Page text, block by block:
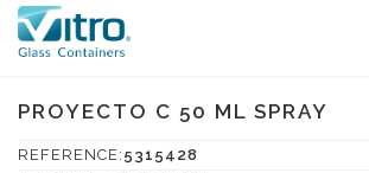
PROYECTO C 50 ML SPRAY
REFERENCE: 5315428